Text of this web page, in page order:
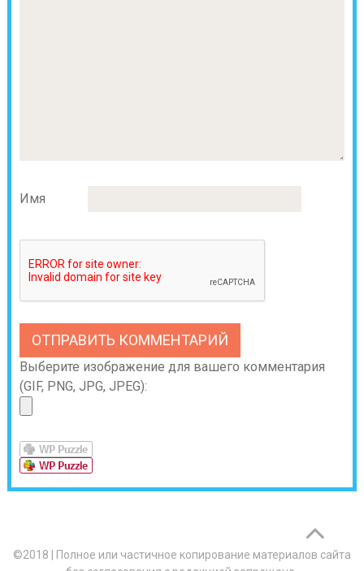
Имя
Выберите изображение для вашего комментария
(GIF, PNG, JPG, JPEG):
©2018
Полное или частичное копирование материалов сайта